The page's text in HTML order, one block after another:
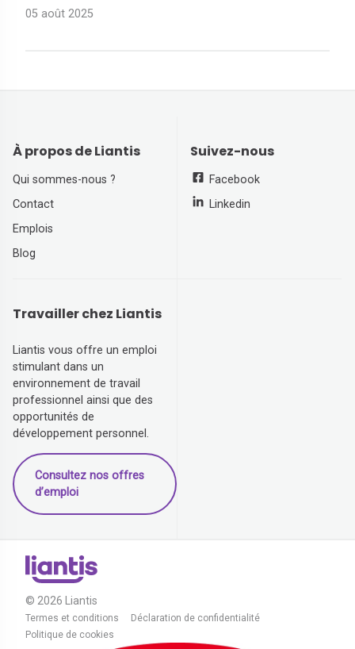
05 août 2025
À propos de Liantis
Qui sommes-nous ?
Contact
Emplois
Blog
Suivez-nous
Facebook
Linkedin
Travailler chez Liantis
Liantis vous offre un emploi
stimulant dans un
environnement de travail
professionnel ainsi que des
opportunités de
développement personnel.
Consultez nos offres
d’emploi
© 2026 Liantis
Termes et conditions
Déclaration de confidentialité
Politique de cookies